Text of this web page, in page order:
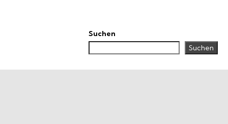
Suchen
Suchen